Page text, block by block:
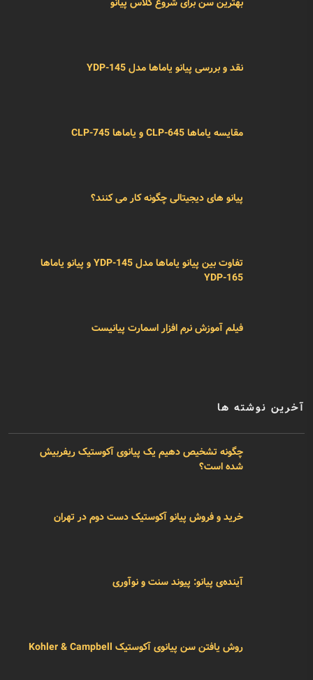
نقد و بررسی پیانو یاماها مدل YDP-145
مقایسه یاماها CLP-645 و یاماها CLP-745
پیانو های دیجیتالی چگونه کار می کنند؟
تفاوت بین پیانو یاماها مدل YDP-145 و پیانو یاماها
YDP-165
فیلم آموزش نرم افزار اسمارت پیانیست
آخرین نوشته ها
چگونه تشخیص دهیم یک پیانوی آکوستیک ریفربیش
شده است؟
خرید و فروش پیانو آکوستیک دست دوم در تهران
آینده‌ی پیانو: پیوند سنت و نوآوری
روش یافتن سن پیانوی آکوستیک Kohler & Campbell